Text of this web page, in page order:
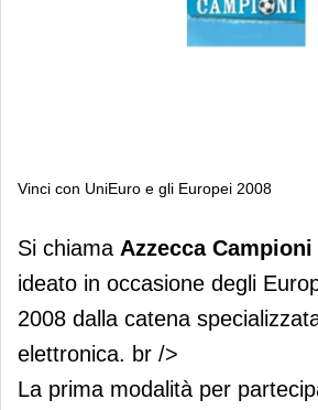
Vinci con UniEuro e gli Europei 2008
Vinci con UniEuro e gli
Si chiama Azzecca Campioni
ideato in occasione degli
2008 dalla catena
elettronica. br />
La prima modalità per